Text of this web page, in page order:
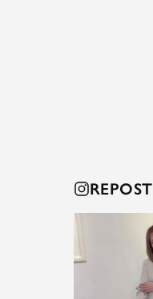
REPOST